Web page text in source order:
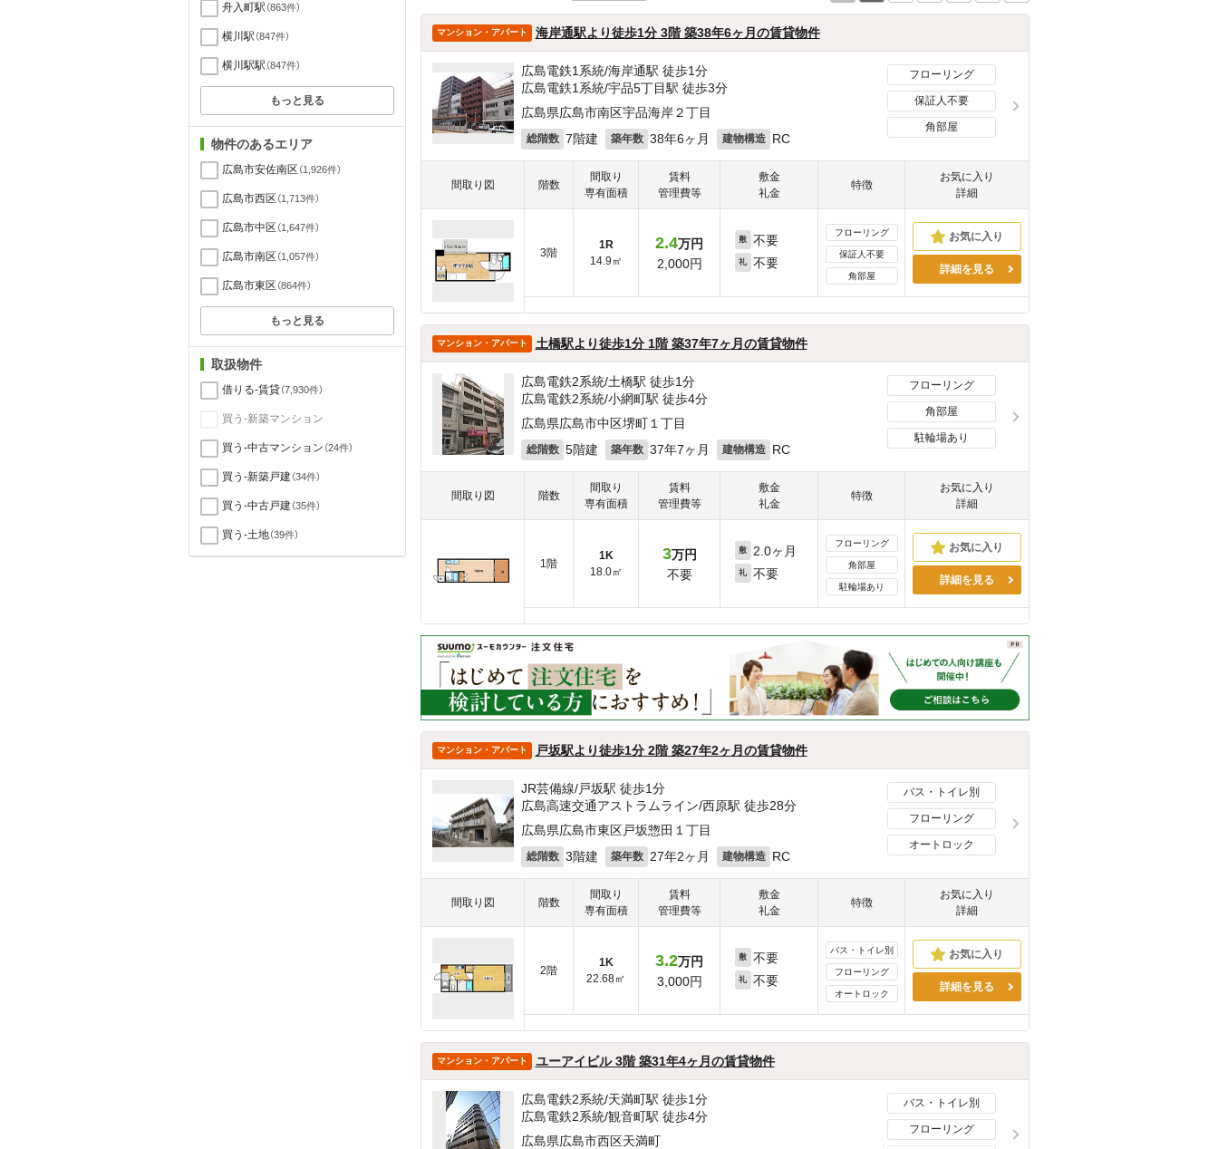
マンション・アパート 海岸通駅より徒歩1分 3階 築38年6ヶ月の賃貸物件
広島電鉄1系統/海岸通駅 徒歩1分
広島電鉄1系統/宇品5丁目駅 徒歩3分
広島県広島市南区宇品海岸２丁目
総階数 7階建 築年数 38年6ヶ月 建物構造 RC
フローリング
保証人不要
角部屋
間取り図 階数
間取り
専有面積
賃料
管理費等
敷金
礼金
特徴
お気に入り
詳細
3階
1R
14.9㎡
2.4万円
2,000円
敷 不要
礼 不要
フローリング
保証人不要
角部屋
詳細を見る
マンション・アパート 土橋駅より徒歩1分 1階 築37年7ヶ月の賃貸物件
広島電鉄2系統/土橋駅 徒歩1分
広島電鉄2系統/小網町駅 徒歩4分
広島県広島市中区堺町１丁目
総階数 5階建 築年数 37年7ヶ月 建物構造 RC
フローリング
角部屋
駐輪場あり
間取り図 階数
間取り
専有面積
賃料
管理費等
敷金
礼金
特徴
お気に入り
詳細
1階
1K
18.0㎡
3万円
不要
敷 2.0ヶ月
礼 不要
フローリング
角部屋
駐輪場あり
詳細を見る
マンション・アパート 戸坂駅より徒歩1分 2階 築27年2ヶ月の賃貸物件
JR芸備線/戸坂駅 徒歩1分
広島高速交通アストラムライン/西原駅 徒歩28分
広島県広島市東区戸坂惣田１丁目
総階数 3階建 築年数 27年2ヶ月 建物構造 RC
バス・トイレ別
フローリング
オートロック
間取り図 階数
間取り
専有面積
賃料
管理費等
敷金
礼金
特徴
お気に入り
詳細
2階
1K
22.68㎡
3.2万円
3,000円
敷 不要
礼 不要
バス・トイレ別
フローリング
オートロック
詳細を見る
マンション・アパート ユーアイビル 3階 築31年4ヶ月の賃貸物件
広島電鉄2系統/天満町駅 徒歩1分
広島電鉄2系統/観音町駅 徒歩4分
広島県広島市西区天満町
バス・トイレ別
フローリング
舟入町駅 （863件）
横川駅 （847件）
横川駅駅 （847件）
もっと見る
物件のあるエリア
広島市安佐南区 （1,926件）
広島市西区 （1,713件）
広島市中区 （1,647件）
広島市南区 （1,057件）
広島市東区 （864件）
もっと見る
取扱物件
借りる-賃貸（7,930件）
買う-新築マンション
買う-中古マンション （24件）
買う-新築戸建（34件）
買う-中古戸建（35件）
買う-土地（39件）